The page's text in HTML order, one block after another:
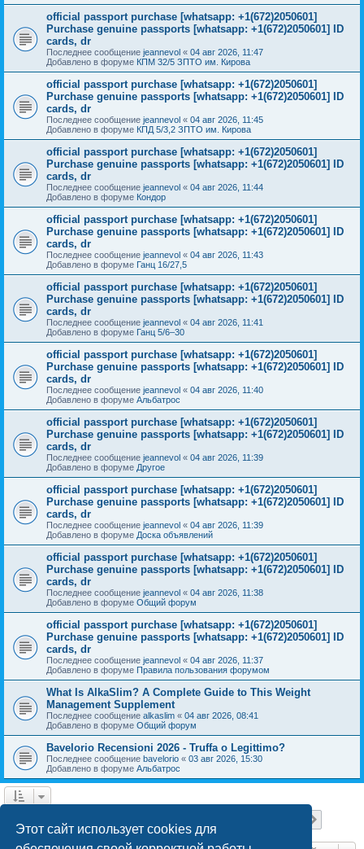
Этот сайт использует cookies для
official passport purchase [whatsapp: +1(672)2050601]
Purchase genuine passports [whatsapp: +1(672)2050601] ID
cards, dr
Последнее сообщение jeannevol « 04 авг 2026, 11:47
Добавлено в форуме КПМ 32/5 ЗПТО им. Кирова
official passport purchase [whatsapp: +1(672)2050601]
Purchase genuine passports [whatsapp: +1(672)2050601] ID
cards, dr
Последнее сообщение jeannevol « 04 авг 2026, 11:45
Добавлено в форуме КПД 5/3,2 ЗПТО им. Кирова
official passport purchase [whatsapp: +1(672)2050601]
Purchase genuine passports [whatsapp: +1(672)2050601] ID
cards, dr
Последнее сообщение jeannevol « 04 авг 2026, 11:44
Добавлено в форуме Кондор
official passport purchase [whatsapp: +1(672)2050601]
Purchase genuine passports [whatsapp: +1(672)2050601] ID
cards, dr
Последнее сообщение jeannevol « 04 авг 2026, 11:43
Добавлено в форуме Ганц 16/27,5
official passport purchase [whatsapp: +1(672)2050601]
Purchase genuine passports [whatsapp: +1(672)2050601] ID
cards, dr
Последнее сообщение jeannevol « 04 авг 2026, 11:41
Добавлено в форуме Ганц 5/6–30
official passport purchase [whatsapp: +1(672)2050601]
Purchase genuine passports [whatsapp: +1(672)2050601] ID
cards, dr
Последнее сообщение jeannevol « 04 авг 2026, 11:40
Добавлено в форуме Альбатрос
official passport purchase [whatsapp: +1(672)2050601]
Purchase genuine passports [whatsapp: +1(672)2050601] ID
cards, dr
Последнее сообщение jeannevol « 04 авг 2026, 11:39
Добавлено в форуме Другое
official passport purchase [whatsapp: +1(672)2050601]
Purchase genuine passports [whatsapp: +1(672)2050601] ID
cards, dr
Последнее сообщение jeannevol « 04 авг 2026, 11:39
Добавлено в форуме Доска объявлений
official passport purchase [whatsapp: +1(672)2050601]
Purchase genuine passports [whatsapp: +1(672)2050601] ID
cards, dr
Последнее сообщение jeannevol « 04 авг 2026, 11:38
Добавлено в форуме Общий форум
official passport purchase [whatsapp: +1(672)2050601]
Purchase genuine passports [whatsapp: +1(672)2050601] ID
cards, dr
Последнее сообщение jeannevol « 04 авг 2026, 11:37
Добавлено в форуме Правила пользования форумом
What Is AlkaSlim? A Complete Guide to This Weight
Management Supplement
Последнее сообщение alkaslim « 04 авг 2026, 08:41
Добавлено в форуме Общий форум
Bavelorio Recensioni 2026 - Truffa o Legittimo?
Последнее сообщение bavelorio « 03 авг 2026, 15:30
Добавлено в форуме Альбатрос